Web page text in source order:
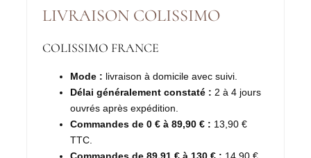
LIVRAISON COLISSIMO
COLISSIMO FRANCE
Mode : livraison à domicile avec suivi.
Délai généralement constaté : 2 à 4 jours
ouvrés après expédition.
Commandes de 0 € à 89,90 € : 13,90 €
TTC.